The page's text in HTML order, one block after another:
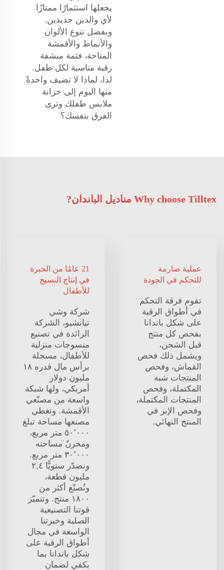
يجعلها استثمارًا ممتازًا
لأي والدين جديدين.
وبفضل تنوع الألوان
والأنماط والأقمشة
المتاحة، فثمة منشفة
رقبة مناسبة لكل طفل.
لذا، لماذا لا تضيف واحدةً
منها اليوم إلى خزانة
ملابس طفلك وترى
الفرق بنفسك؟
Why choose Tilltex مناديل الباندان?
عملية صارمة
للتحكم في الجودة
تقوم فرقة التحكم
في أطواق الرقبة
على شكل باندانا
بفحص كل منتج
قبل الشحن،
ويشمل ذلك فحص
القماش، وفحص
المنتجات شبه
المكتملة، وفحص
المنتجات المكتملة،
وفحص الإبر في
المنتج النهائي.
21 عامًا من الخبرة
في إنتاج النسيج
للأطفال
شركة وشي
تيانشيو، الشركة
الرائدة في تصنيع
منسوجات منزلية
للأطفال، مسجلة
برأس مال قدره ١٨
مليون دولار
أمريكي، ولها شبكة
واسعة من مصنّعي
الأقمشة. وتغطي
مصنعها مساحة تبلغ
٥٠٬٠٠٠ متر مربع،
ومخزنٌ مساحته
٣٠٬٠٠٠ متر مربع.
ونصدّر سنويًّا ٢,٤
مليون قطعة،
ونُصنّع أكثر من
١٨٠٠ منتج. وتتميّز
قوتنا التصنيعية
الصلبة وخبرتنا
الواسعة في مجال
أطواق الرقبة على
شكل باندانا بما
يكفي لضمان